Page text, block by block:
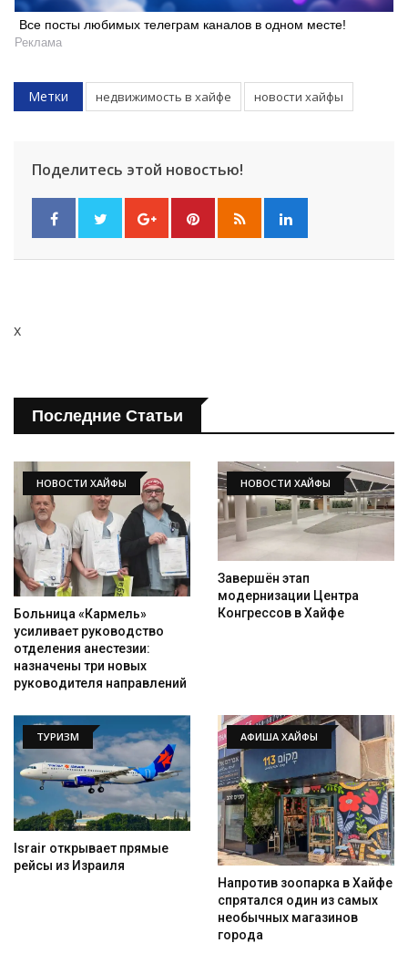
Все посты любимых телеграм каналов в одном месте!
Реклама
Метки недвижимость в хайфе новости хайфы
Поделитесь этой новостью!
x
Последние Статьи
НОВОСТИ ХАЙФЫ
Больница «Кармель»
усиливает руководство
отделения анестезии:
назначены три новых
руководителя направлений
НОВОСТИ ХАЙФЫ
Завершён этап
модернизации Центра
Конгрессов в Хайфе
ТУРИЗМ
Israir открывает прямые
рейсы из Израиля
АФИША ХАЙФЫ
Напротив зоопарка в Хайфе
спрятался один из самых
необычных магазинов
города